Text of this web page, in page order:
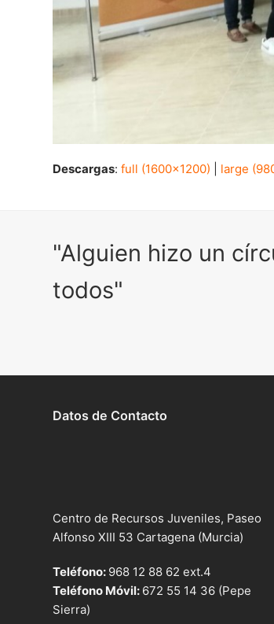
Descargas:full (1600x1200) large
"Alguien hizo un
todos"
Datos de Contacto
Centro de Recursos Juveniles, Paseo
Alfonso XIII 53 Cartagena (Murcia)
Teléfono: 968 12 88 62 ext.4
Teléfono Móvil: 672 55 14 36 (Pepe
Sierra)